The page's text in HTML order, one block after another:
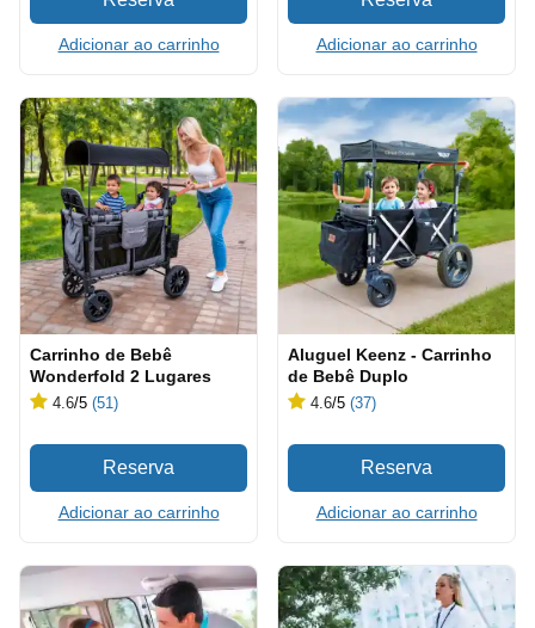
Adicionar ao carrinho Adicionar ao carrinho
Carrinho de Bebê
Wonderfold 2 Lugares
4.6/5 (51)
Adicionar ao carrinho
Aluguel Keenz - Carrinho
de Bebê Duplo
4.6/5 (37)
Adicionar ao carrinho